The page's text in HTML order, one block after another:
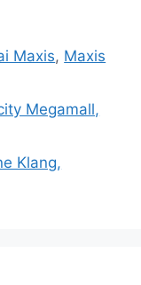
Maxis, Maxis
Megamall,
Klang,